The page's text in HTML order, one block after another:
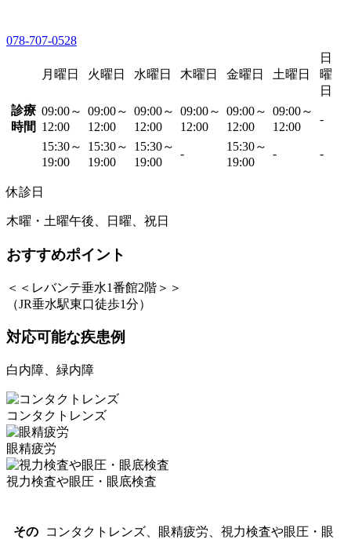
078-707-0528
月曜日 火曜日 水曜日 木曜日 金曜日 土曜日
日
曜
日
診療
時間
09:00～
12:00
09:00～
12:00
09:00～
12:00
09:00～
12:00
09:00～
12:00
09:00～
12:00
-
15:30～
19:00
15:30～
19:00
15:30～
19:00
-
15:30～
19:00
- -
休診日
木曜・土曜午後、日曜、祝日
おすすめポイント
＜＜レバンテ垂水1番館2階＞＞
（JR垂水駅東口徒歩1分）
対応可能な疾患例
白内障、緑内障
コンタクトレンズ
眼精疲労
視力検査や眼圧・眼底検査
その
コンタクトレンズ、眼精疲労、視力検査や眼圧・眼